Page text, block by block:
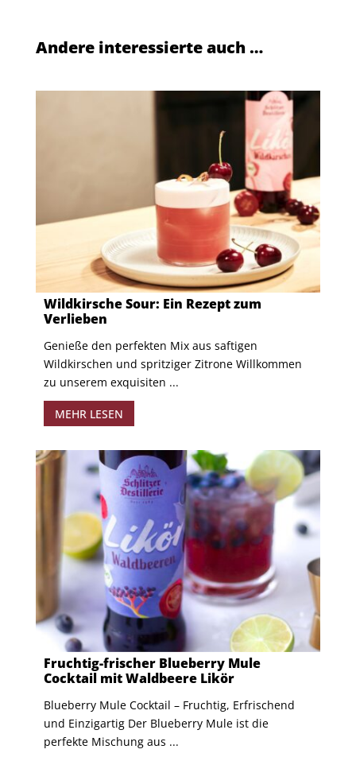
Andere interessierte auch …
Wildkirsche Sour: Ein Rezept zum
Verlieben
Genieße den perfekten Mix aus saftigen
Wildkirschen und spritziger Zitrone Willkommen
zu unserem exquisiten ...
MEHR LESEN
Fruchtig-frischer Blueberry Mule
Cocktail mit Waldbeere Likör
Blueberry Mule Cocktail – Fruchtig, Erfrischend
und Einzigartig Der Blueberry Mule ist die
perfekte Mischung aus ...